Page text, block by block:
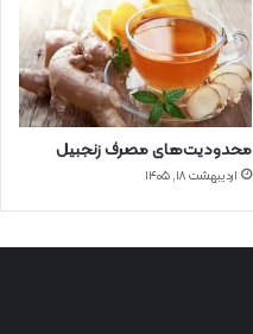
محدودیت‌های مصرف زنجبیل
اردیبهشت ۱۸, ۱۴۰۵